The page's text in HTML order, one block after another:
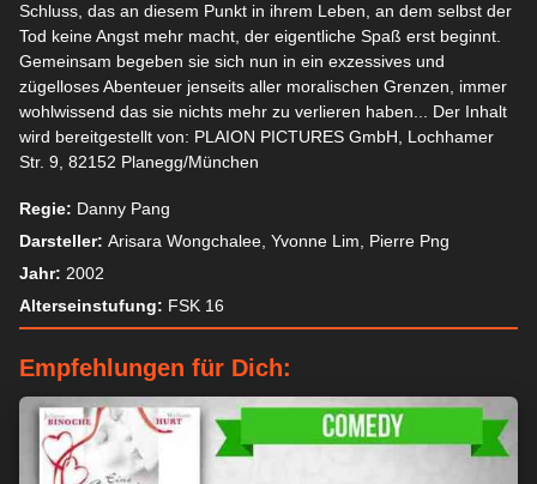
Schluss, das an diesem Punkt in ihrem Leben, an dem selbst der
Tod keine Angst mehr macht, der eigentliche Spaß erst beginnt.
Gemeinsam begeben sie sich nun in ein exzessives und
zügelloses Abenteuer jenseits aller moralischen Grenzen, immer
wohlwissend das sie nichts mehr zu verlieren haben... Der Inhalt
wird bereitgestellt von: PLAION PICTURES GmbH, Lochhamer
Str. 9, 82152 Planegg/München
Regie: Danny Pang
Darsteller: Arisara Wongchalee, Yvonne Lim, Pierre Png
Jahr: 2002
Alterseinstufung: FSK 16
Empfehlungen für Dich: